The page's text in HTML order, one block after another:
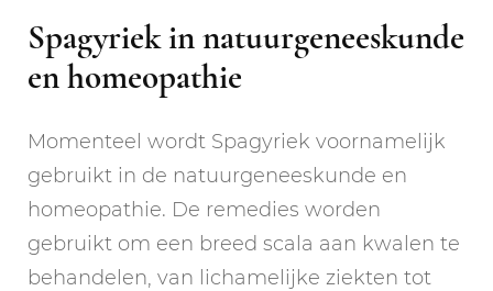
Spagyriek in natuurgeneeskunde
en homeopathie
Momenteel wordt Spagyriek voornamelijk
gebruikt in de natuurgeneeskunde en
homeopathie. De remedies worden
gebruikt om een breed scala aan kwalen te
behandelen, van lichamelijke ziekten tot